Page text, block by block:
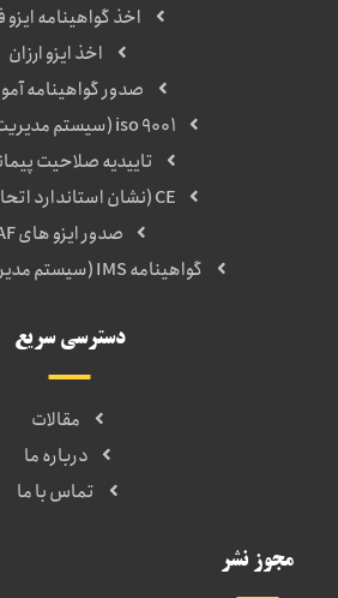
اخذ گواهینامه ایزو
اخذ ایزو ارزان
صدور گواهینامه
iso 9001 (سیستم مدیریت کیفیت)
تاییدیه صلاحیت
CE (نشان استاندارد اتحادیه اروپا)
صدور ایزو های IAF
گواهینامه IMS (سیستم مدیریت یکپارچه)
دسترسی سریع
مقالات
درباره ما
تماس با ما
مجوز نشر